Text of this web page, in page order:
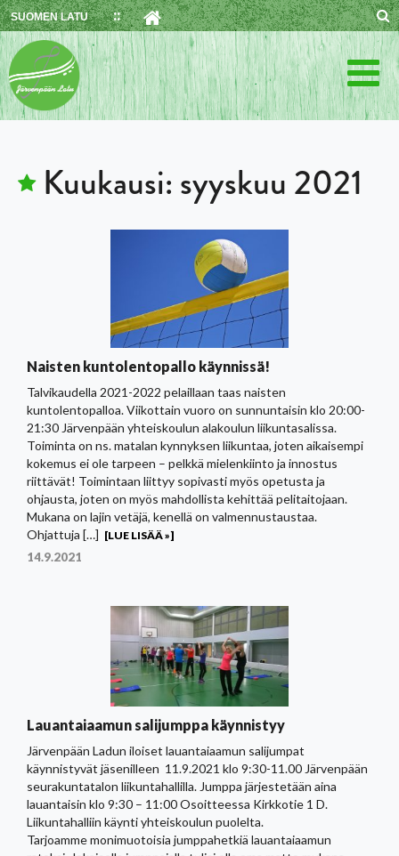
Skip
to
content
SUOMEN LATU
Kuukausi:syyskuu 2021
Naisten kuntolentopallo käynnissä!
Talvikaudella 2021-2022 pelaillaan taas naisten
kuntolentopalloa. Viikottain vuoro on sunnuntaisin klo 20:00-
21:30 Järvenpään yhteiskoulun alakoulun liikuntasalissa.
Toiminta on ns. matalan kynnyksen liikuntaa, joten aikaisempi
kokemus ei ole tarpeen – pelkkä mielenkiinto ja innostus
riittävät! Toimintaan liittyy sopivasti myös opetusta ja
ohjausta, joten on myös mahdollista kehittää pelitaitojaan.
Mukana on lajin vetäjä, kenellä on valmennustaustaa.
Ohjattuja […] [LUE LISÄÄ »]
14.9.2021
Lauantaiaamun salijumppa käynnistyy
Järvenpään Ladun iloiset lauantaiaamun salijumpat
käynnistyvät jäsenilleen 11.9.2021 klo 9:30-11.00 Järvenpään
seurakuntatalon liikuntahallilla. Jumppa järjestetään aina
lauantaisin klo 9:30 – 11:00 Osoitteessa Kirkkotie 1 D.
Liikuntahalliin käynti yhteiskoulun puolelta.
Tarjoamme monimuotoisia jumppahetkiä lauantaiaamun